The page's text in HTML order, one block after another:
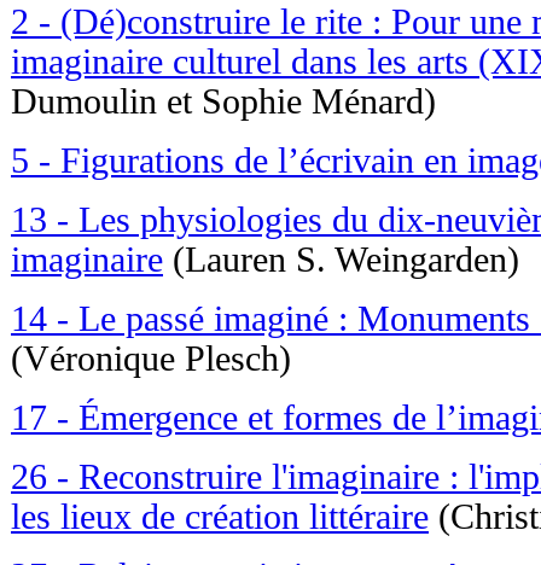
2 - (Dé)construire le rite : Pour une
imaginaire culturel dans les arts
Dumoulin et Sophie Ménard)
5 - Figurations de l’écrivain en
13 - Les physiologies du dix-
imaginaire (Lauren S. Weingarden)
14 - Le passé imaginé :
(Véronique Plesch)
17 - Émergence et formes de
26 - Reconstruire l'imaginaire :
les lieux de création littéraire